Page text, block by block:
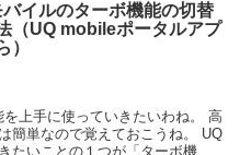
バイルのターボ機能の切替
（UQ mobileポータルアプ
）
上手に使っていきたいわね。 高
簡単なので覚えておこうね。 UQ
たいことの１つが「ターボ機